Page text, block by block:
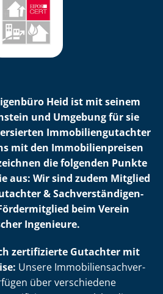
Heid ist mit seinem
und Umgebung für sie
Im­mo­bi­li­en­gut­ach­ter
mit den Im­mo­bi­li­en­prei­sen
die folgenden Punkte
aus: Wir sind zudem Mitglied
& Sach­ver­stän­di­gen­
beim Verein
Ingenieure.
zertifizierte Gutachter mit
Unsere Im­mo­bi­li­en­sach­ver­
über verschiedene